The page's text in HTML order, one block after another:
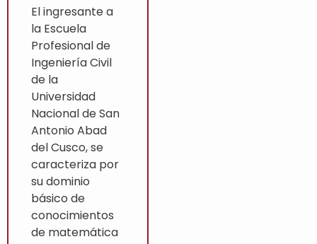
El ingresante a
la Escuela
Profesional de
Ingeniería Civil
de la
Universidad
Nacional de San
Antonio Abad
del Cusco, se
caracteriza por
su dominio
básico de
conocimientos
de matemática